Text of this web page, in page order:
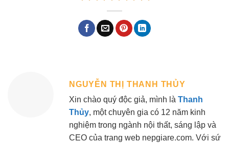
NGUYỄN THỊ THANH THỦY
Xin chào quý độc giả, mình là Thanh
Thủy, một chuyên gia có 12 năm kinh
nghiệm trong ngành nội thất, sáng lập và
CEO của trang web nepgiare.com. Với sứ